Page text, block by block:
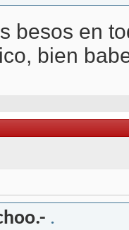
besos en
bien
.